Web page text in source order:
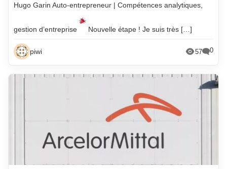
Hugo Garin Auto-entrepreneur | Compétences analytiques,
gestion d’entreprise Nouvelle étape ! Je suis très […]
piwi 57 0